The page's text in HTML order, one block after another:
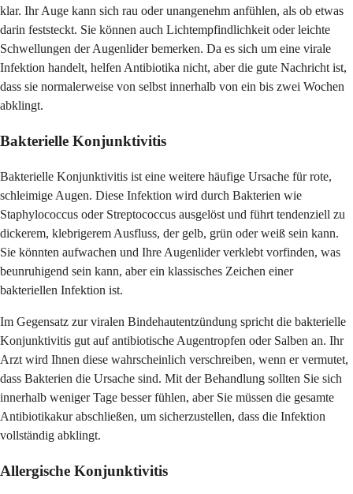
klar. Ihr Auge kann sich rau oder unangenehm anfühlen, als ob etwas
darin feststeckt. Sie können auch Lichtempfindlichkeit oder leichte
Schwellungen der Augenlider bemerken. Da es sich um eine virale
Infektion handelt, helfen Antibiotika nicht, aber die gute Nachricht ist,
dass sie normalerweise von selbst innerhalb von ein bis zwei Wochen
abklingt.
Bakterielle Konjunktivitis
Bakterielle Konjunktivitis ist eine weitere häufige Ursache für rote,
schleimige Augen. Diese Infektion wird durch Bakterien wie
Staphylococcus oder Streptococcus ausgelöst und führt tendenziell zu
dickerem, klebrigerem Ausfluss, der gelb, grün oder weiß sein kann.
Sie könnten aufwachen und Ihre Augenlider verklebt vorfinden, was
beunruhigend sein kann, aber ein klassisches Zeichen einer
bakteriellen Infektion ist.
Im Gegensatz zur viralen Bindehautentzündung spricht die bakterielle
Konjunktivitis gut auf antibiotische Augentropfen oder Salben an. Ihr
Arzt wird Ihnen diese wahrscheinlich verschreiben, wenn er vermutet,
dass Bakterien die Ursache sind. Mit der Behandlung sollten Sie sich
innerhalb weniger Tage besser fühlen, aber Sie müssen die gesamte
Antibiotikakur abschließen, um sicherzustellen, dass die Infektion
vollständig abklingt.
Allergische Konjunktivitis